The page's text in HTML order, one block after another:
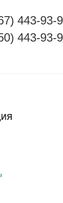
443-93-
443-93-